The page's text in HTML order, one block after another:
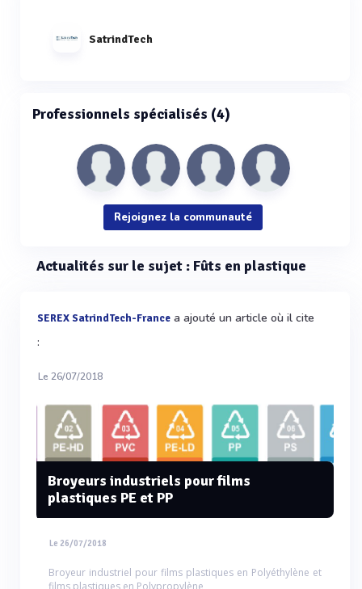
SatrindTech
Professionnels spécialisés (4)
Rejoignez la communauté
Actualités sur le sujet : Fûts en plastique
SEREX SatrindTech-France a ajouté un article où il cite
:
Le 26/07/2018
Broyeurs industriels pour films
plastiques PE et PP
Le 26/07/2018
Broyeur industriel pour films plastiques en Polyéthylène et
films plastiques en Polypropylène